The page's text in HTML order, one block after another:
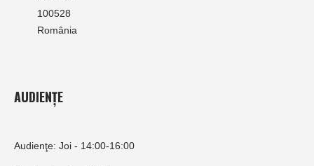
100528
România
AUDIENȚE
Audienţe: Joi - 14:00-16:00